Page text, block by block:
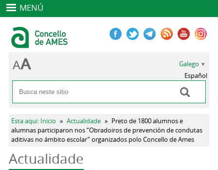
MENÚ
Formulario de busca
Buscar
Galego
Español
Vostede está aquí
Esta aqui: Inicio » Actualidade » Preto de 1800 alumnos e
alumnas participaron nos “Obradoiros de prevención de condutas
aditivas no ámbito escolar” organizados polo Concello de Ames
Actualidade